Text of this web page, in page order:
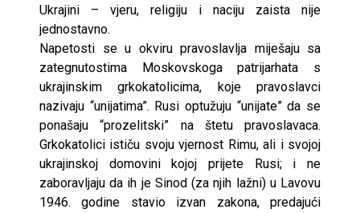
Ukrajini – vjeru, religiju i naciju zaista nije
jednostavno.
Napetosti se u okviru pravoslavlja miješaju sa
zategnutostima Moskovskoga patrijarhata s
ukrajinskim grkokatolicima, koje pravoslavci
nazivaju “unijatima”. Rusi optužuju “unijate” da se
ponašaju “prozelitski” na štetu pravoslavaca.
Grkokatolici ističu svoju vjernost Rimu, ali i svojoj
ukrajinskoj domovini kojoj prijete Rusi; i ne
zaboravljaju da ih je Sinod (za njih lažni) u Lavovu
1946. godine stavio izvan zakona, predajući